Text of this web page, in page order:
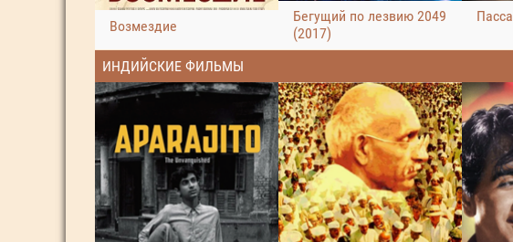
Возмездие
Бегущий по лезвию 2049
(2017)
ИНДИЙСКИЕ ФИЛЬМЫ